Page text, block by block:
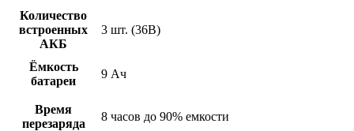
Количество
встроенных
АКБ
3 шт. (36В)
Ёмкость
батареи
9 Ач
Время
перезаряда
8 часов до 90% емкости